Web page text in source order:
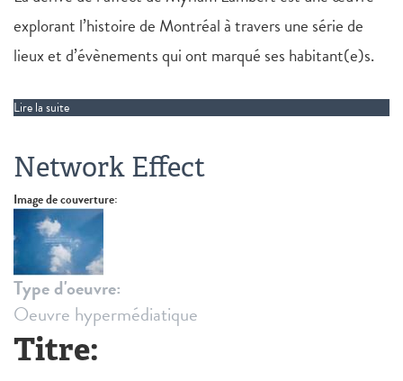
explorant l’histoire de Montréal à travers une série de
lieux et d’évènements qui ont marqué ses habitant(e)s.
Lire la suite
Network Effect
Image de couverture:
Type d'oeuvre:
Oeuvre hypermédiatique
Titre: